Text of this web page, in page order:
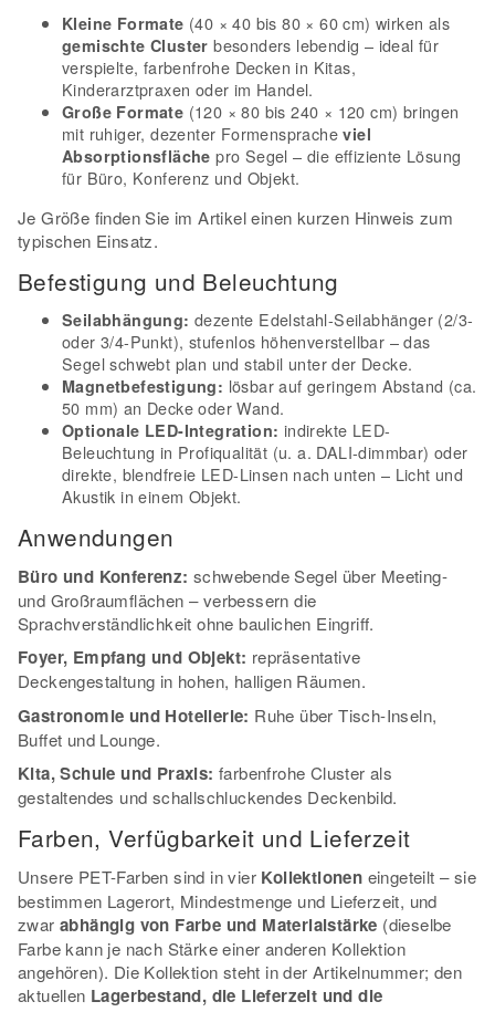
Kleine Formate (40 × 40 bis 80 × 60 cm) wirken als
gemischte Cluster besonders lebendig – ideal für
verspielte, farbenfrohe Decken in Kitas,
Kinderarztpraxen oder im Handel.
Große Formate (120 × 80 bis 240 × 120 cm) bringen
mit ruhiger, dezenter Formenspracheviel
Absorptionsfläche pro Segel – die effiziente Lösung
für Büro, Konferenz und Objekt.
Je Größe finden Sie im Artikel einen kurzen Hinweis zum
typischen Einsatz.
Befestigung und Beleuchtung
Seilabhängung: dezente Edelstahl-Seilabhänger (2/3-
oder 3/4-Punkt), stufenlos höhenverstellbar – das
Segel schwebt plan und stabil unter der Decke.
Magnetbefestigung: lösbar auf geringem Abstand (ca.
50 mm) an Decke oder Wand.
Optionale LED-Integration: indirekte LED-
Beleuchtung in Profiqualität (u. a. DALI-dimmbar) oder
direkte, blendfreie LED-Linsen nach unten – Licht und
Akustik in einem Objekt.
Anwendungen
Büro und Konferenz: schwebende Segel über Meeting-
und Großraumflächen – verbessern die
Sprachverständlichkeit ohne baulichen Eingriff.
Foyer, Empfang und Objekt: repräsentative
Deckengestaltung in hohen, halligen Räumen.
Gastronomie und Hotellerie: Ruhe über Tisch-Inseln,
Buffet und Lounge.
Kita, Schule und Praxis: farbenfrohe Cluster als
gestaltendes und schallschluckendes Deckenbild.
Farben, Verfügbarkeit und Lieferzeit
Unsere PET-Farben sind in vier Kollektionen eingeteilt – sie
bestimmen Lagerort, Mindestmenge und Lieferzeit, und
zwar abhängig von Farbe und Materialstärke (dieselbe
Farbe kann je nach Stärke einer anderen Kollektion
angehören). Die Kollektion steht in der Artikelnummer; den
aktuellen Lagerbestand, die Lieferzeit und die